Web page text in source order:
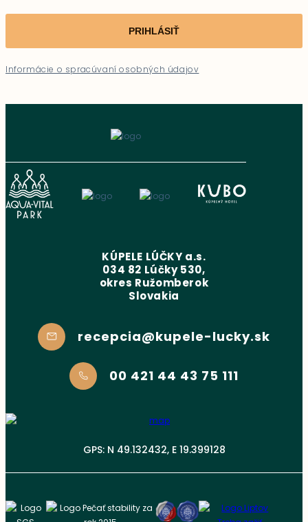
PRIHLÁSIŤ
Informácie o spracúvaní osobných údajov
KÚPELE LÚČKY a.s.
034 82 Lúčky 530,
okres Ružomberok
Slovakia
recepcia@kupele-lucky.sk
00 421 44 43 75 111
GPS: N 49.132432, E 19.399128